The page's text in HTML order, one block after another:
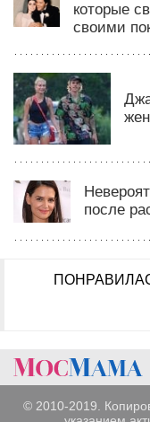
которые
своими
после
© 2010-2019.